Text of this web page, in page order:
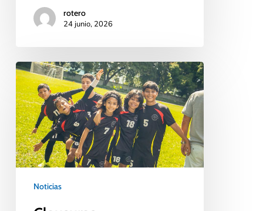
rotero
24 junio, 2026
Noticias